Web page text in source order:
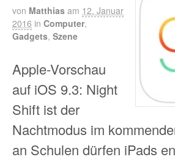
von Matthias am 12. Januar
2016 in Computer,
Gadgets, Szene
Apple-Vorschau
auf iOS 9.3: Night
Shift ist der
Nachtmodus im
an Schulen dürfen iPads